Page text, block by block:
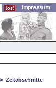
Zeitabschnitte